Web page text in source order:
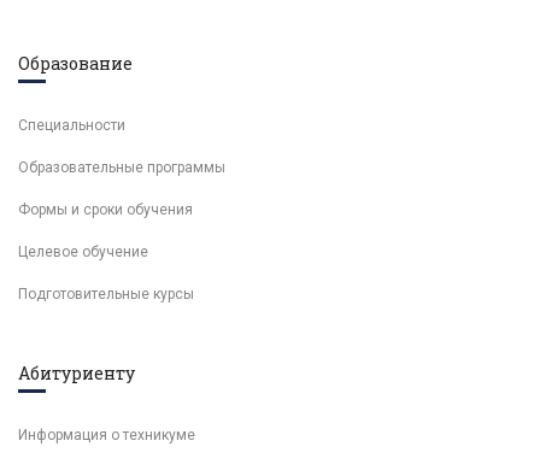
Образование
Специальности
Образовательные программы
Формы и сроки обучения
Целевое обучение
Подготовительные курсы
Абитуриенту
Информация о техникуме